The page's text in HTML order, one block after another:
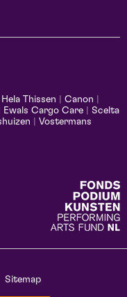
Hela Thissen Canon
Ewals Cargo Care
Scelta
Vostermans
Sitemap